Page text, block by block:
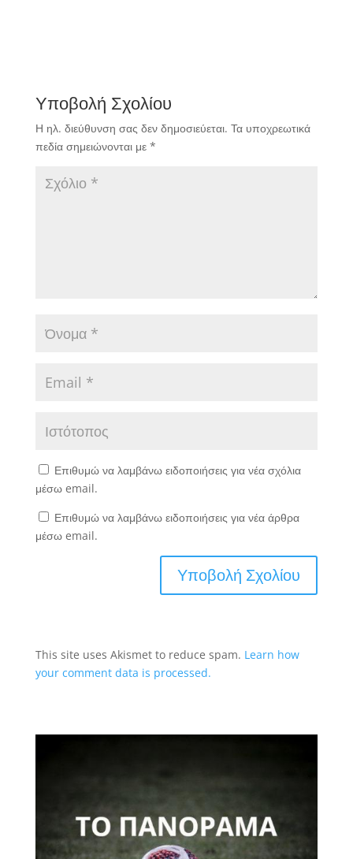
Υποβολή Σχολίου
Η ηλ. διεύθυνση σας δεν δημοσιεύεται. Τα υποχρεωτικά
πεδία σημειώνονται με *
Επιθυμώ να λαμβάνω ειδοποιήσεις για νέα σχόλια
μέσω email.
Επιθυμώ να λαμβάνω ειδοποιήσεις για νέα άρθρα
μέσω email.
This site uses Akismet to reduce spam. Learn how
your comment data is processed.